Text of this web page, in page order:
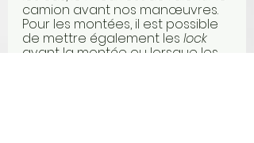
camion avant nos manœuvres.
Pour les montées, il est possible
de mettre également les lock
avant la montée ou lorsque les